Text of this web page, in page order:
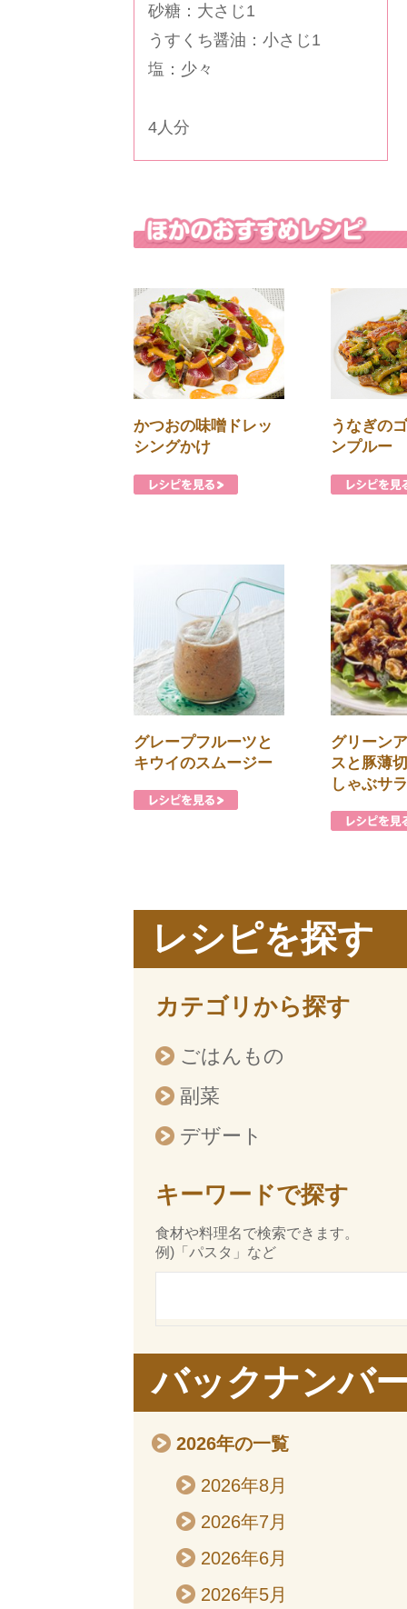
砂糖：大さじ1
うすくち醤油：小さじ1
塩：少々
4人分
かつおの味噌ドレッ
シングかけ
うなぎの
ンプルー
グレープフルーツと
キウイのスムージー
グリーン
スと豚薄
しゃぶサ
レシピを探す
カテゴリから探す
ごはんもの
副菜
デザート
キーワードで探す
食材や料理名で検索できます。
例)「パスタ」など
バックナンバ
2026年の一覧
2026年8月
2026年7月
2026年6月
2026年5月